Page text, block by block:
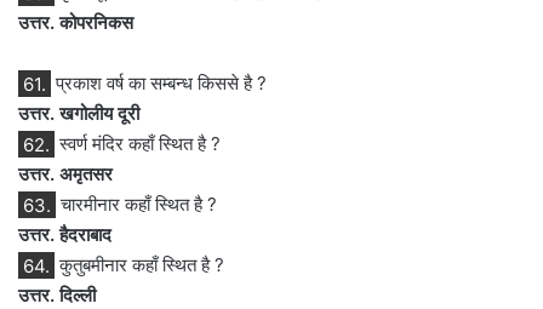
उत्तर. कोपरनिकस
61. प्रकाश वर्ष का सम्बन्ध किससे है ?
उत्तर. खगोलीय दूरी
62. स्वर्ण मंदिर कहाँ स्थित है ?
उत्तर. अमृतसर
63. चारमीनार कहाँ स्थित है ?
उत्तर. हैदराबाद
64. कुतुबमीनार कहाँ स्थित है ?
उत्तर. दिल्ली